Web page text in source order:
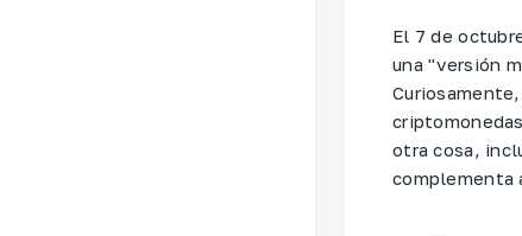
El 7 de
una "versión
otra cosa,
complementa